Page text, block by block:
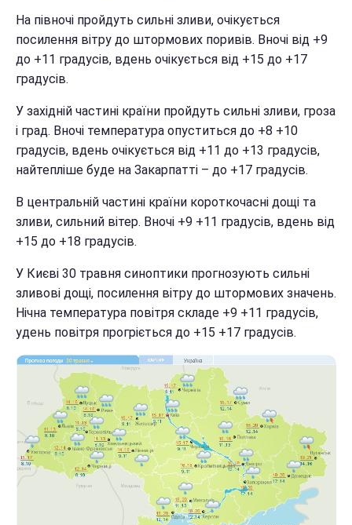
На півночі пройдуть сильні зливи, очікується
посилення вітру до штормових поривів. Вночі від +9
до +11 градусів, вдень очікується від +15 до +17
градусів.
У західній частині країни пройдуть сильні зливи, гроза
і град. Вночі температура опуститься до +8 +10
градусів, вдень очікується від +11 до +13 градусів,
найтепліше буде на Закарпатті – до +17 градусів.
В центральній частині країни короткочасні дощі та
зливи, сильний вітер. Вночі +9 +11 градусів, вдень від
+15 до +18 градусів.
У Києві 30 травня синоптики прогнозують сильні
зливові дощі, посилення вітру до штормових значень.
Нічна температура повітря складе +9 +11 градусів,
удень повітря прогріється до +15 +17 градусів.